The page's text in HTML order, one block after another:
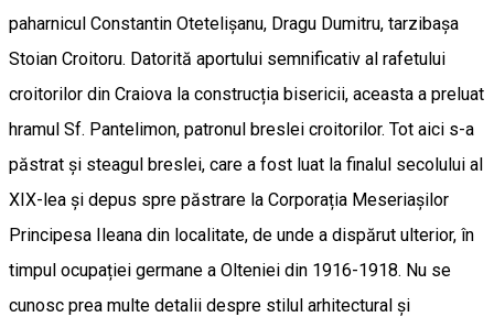
paharnicul Constantin Otetelișanu, Dragu Dumitru, tarzibașa
Stoian Croitoru. Datorită aportului semnificativ al rafetului
croitorilor din Craiova la construcția bisericii, aceasta a preluat
hramul Sf. Pantelimon, patronul breslei croitorilor. Tot aici s-a
păstrat și steagul breslei, care a fost luat la finalul secolului al
XIX-lea și depus spre păstrare la Corporația Meseriașilor
Principesa Ileana din localitate, de unde a dispărut ulterior, în
timpul ocupației germane a Olteniei din 1916-1918. Nu se
cunosc prea multe detalii despre stilul arhitectural și